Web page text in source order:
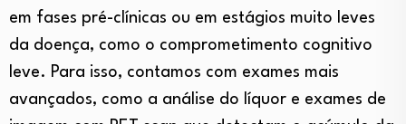
em fases pré-clínicas ou em estágios muito leves
da doença, como o comprometimento cognitivo
leve. Para isso, contamos com exames mais
avançados, como a análise do líquor e exames de